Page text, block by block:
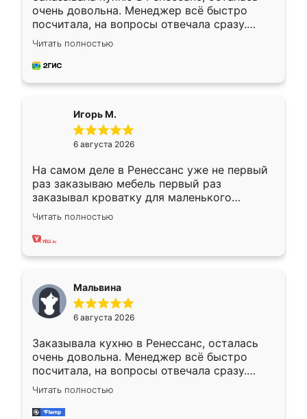
очень довольна. Менеджер всё быстро
посчитала, на вопросы отвечала сразу.
Замерщик приехал в субботу, подошёл к
делу со всей ответственностью. Собрали
за день, ребята работали аккуратно, даже
Читать полностью
Игорь М.
6 августа 2026
На самом деле в Ренессанс уже не первый
раз заказываю мебель первый раз
заказывал кроватку для маленького
ребёнка при его рождении ,во второй раз
заказал шкаф-купе. По качеству очень
хорошее сборка достаточно быстрая,
меньше, здесь же он более разнообразный.
Мне нравится ,если что-то потребуется из
мебели буду заказывать только здесь.
Читать полностью
Мальвина
6 августа 2026
Заказывала кухню в Ренессанс, осталась
очень довольна. Менеджер всё быстро
посчитала, на вопросы отвечала сразу.
Замерщик приехал в субботу, подошёл к
делу со всей ответственностью. Собрали
за день, ребята работали аккуратно, даже
Читать полностью